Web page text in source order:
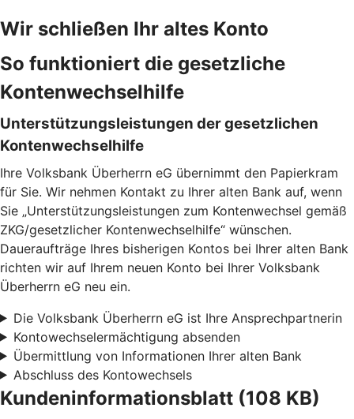
Wir schließen Ihr altes Konto
So funktioniert die gesetzliche
Kontenwechselhilfe
Unterstützungsleistungen der gesetzlichen
Kontenwechselhilfe
Ihre Volksbank Überherrn eG übernimmt den Papierkram
für Sie. Wir nehmen Kontakt zu Ihrer alten Bank auf, wenn
Sie „Unterstützungsleistungen zum Kontenwechsel gemäß
ZKG/gesetzlicher Kontenwechselhilfe“ wünschen.
Daueraufträge Ihres bisherigen Kontos bei Ihrer alten Bank
richten wir auf Ihrem neuen Konto bei Ihrer Volksbank
Überherrn eG neu ein.
Die Volksbank Überherrn eG ist Ihre Ansprechpartnerin
Kontowechselermächtigung absenden
Übermittlung von Informationen Ihrer alten Bank
Abschluss des Kontowechsels
Kundeninformationsblatt (108 KB)